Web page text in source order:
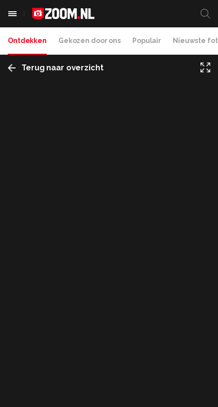
Ontdekken Gekozen door ons Populair Nieuwste
Terug naar overzicht